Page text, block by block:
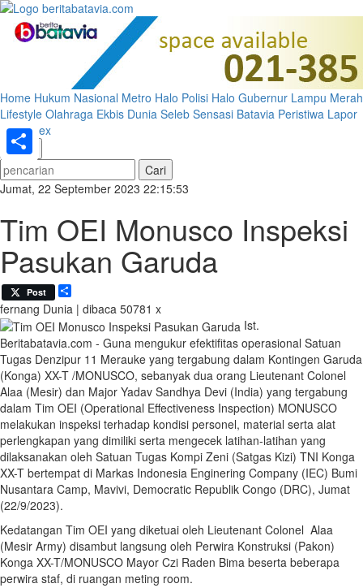
Home Hukum Nasional Metro Halo Polisi Halo Gubernur Lampu Merah
Lifestyle Olahraga Ekbis Dunia Seleb Sensasi Batavia Peristiwa Lapor
Pak Index
«
»
Jumat, 22 September 2023 22:15:53
Tim OEI Monusco Inspeksi
Pasukan Garuda
Post
fernang Dunia | dibaca 50781 x
Ist.
Beritabatavia.com - Guna mengukur efektifitas operasional Satuan
Tugas Denzipur 11 Merauke yang tergabung dalam Kontingen Garuda
(Konga) XX-T /MONUSCO, sebanyak dua orang Lieutenant Colonel
Alaa (Mesir) dan Major Yadav Sandhya Devi (India) yang tergabung
dalam Tim OEI (Operational Effectiveness Inspection) MONUSCO
melakukan inspeksi terhadap kondisi personel, material serta alat
perlengkapan yang dimiliki serta mengecek latihan-latihan yang
dilaksanakan oleh Satuan Tugas Kompi Zeni (Satgas Kizi) TNI Konga
XX-T bertempat di Markas Indonesia Enginering Company (IEC) Bumi
Nusantara Camp, Mavivi, Democratic Republik Congo (DRC), Jumat
(22/9/2023).
Kedatangan Tim OEI yang diketuai oleh Lieutenant Colonel Alaa
(Mesir Army) disambut langsung oleh Perwira Konstruksi (Pakon)
Konga XX-T/MONUSCO Mayor Czi Raden Bima beserta beberapa
perwira staf, di ruangan meting room.
Share